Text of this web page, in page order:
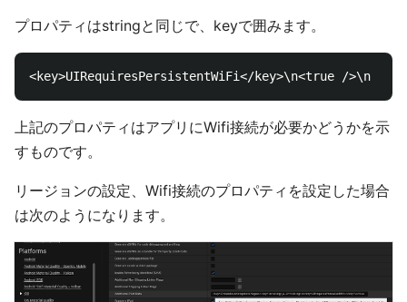
プロパティはstringと同じで、keyで囲みます。
上記のプロパティはアプリにWifi接続が必要かどうかを示
すものです。
リージョンの設定、Wifi接続のプロパティを設定した場合
は次のようになります。